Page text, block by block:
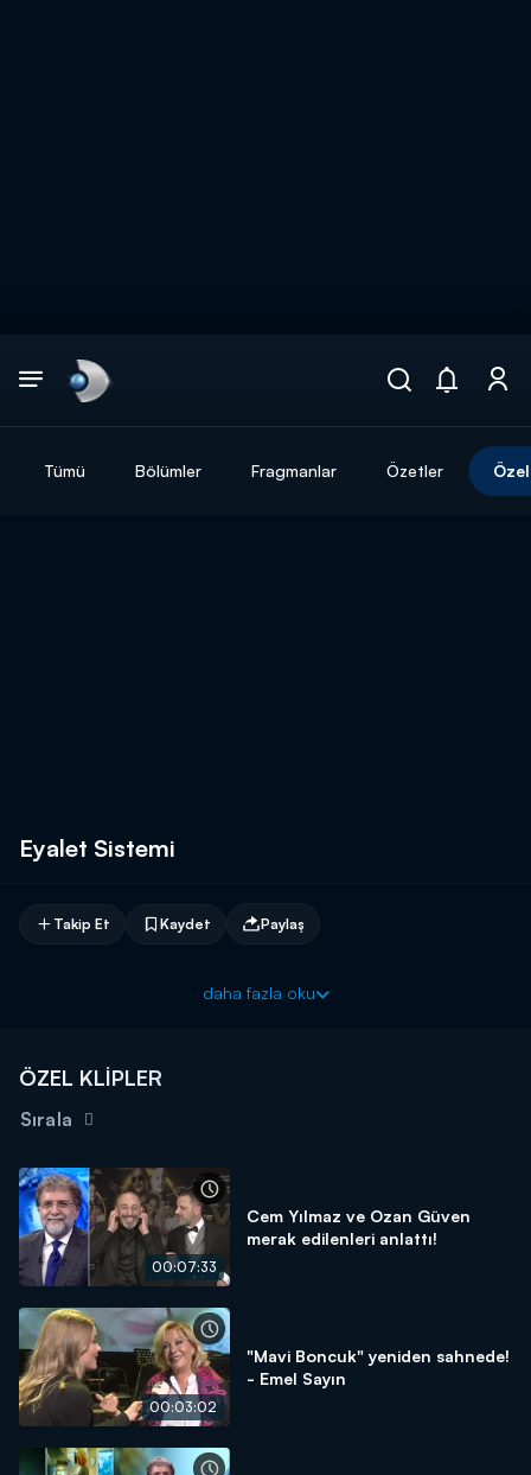
Tümü Bölümler Fragmanlar Özetler
Eyalet Sistemi
Takip Et Kaydet Paylaş
daha fazla oku
ÖZEL KLİPLER
Sırala
00:07:33
Cem Yılmaz ve Ozan Güven
merak edilenleri anlattı!
00:03:02
"Mavi Boncuk" yeniden sahnede!
- Emel Sayın